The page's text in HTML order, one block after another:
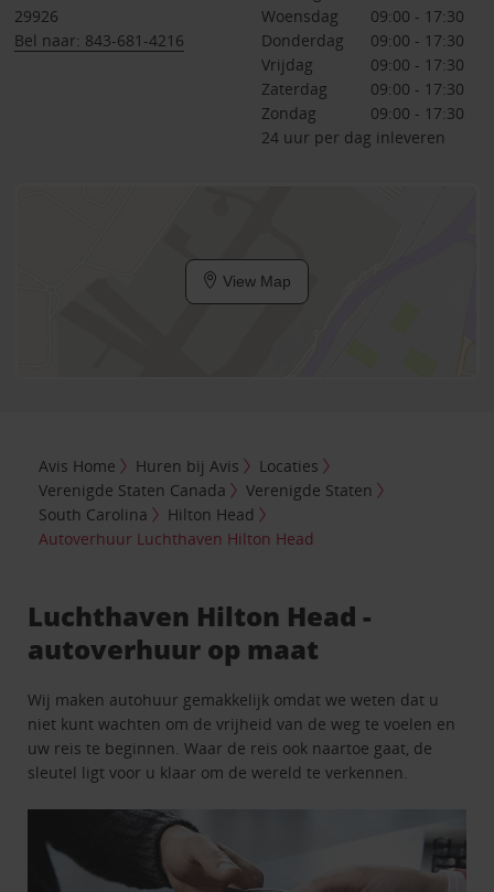
29926
Bel naar: 843-681-4216
Woensdag
09:00 - 17:30
Donderdag
09:00 - 17:30
Vrijdag
09:00 - 17:30
Zaterdag
09:00 - 17:30
Zondag
09:00 - 17:30
24 uur per dag inleveren
View Map
Avis Home Huren bij Avis
Locaties
Verenigde Staten Canada
Verenigde Staten
South Carolina
Hilton Head
Autoverhuur Luchthaven Hilton Head
Luchthaven Hilton Head -
autoverhuur op maat
Wij maken autohuur gemakkelijk omdat we weten dat u
niet kunt wachten om de vrijheid van de weg te voelen en
uw reis te beginnen. Waar de reis ook naartoe gaat, de
sleutel ligt voor u klaar om de wereld te verkennen.